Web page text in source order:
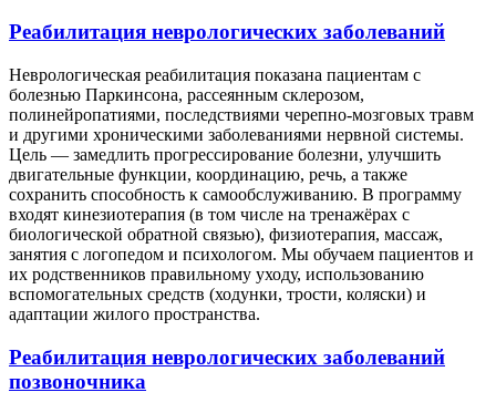
Реабилитация неврологических заболеваний
Неврологическая реабилитация показана пациентам с
болезнью Паркинсона, рассеянным склерозом,
полинейропатиями, последствиями черепно-мозговых травм
и другими хроническими заболеваниями нервной системы.
Цель — замедлить прогрессирование болезни, улучшить
двигательные функции, координацию, речь, а также
сохранить способность к самообслуживанию. В программу
входят кинезиотерапия (в том числе на тренажёрах с
биологической обратной связью), физиотерапия, массаж,
занятия с логопедом и психологом. Мы обучаем пациентов и
их родственников правильному уходу, использованию
вспомогательных средств (ходунки, трости, коляски) и
адаптации жилого пространства.
Реабилитация неврологических заболеваний
позвоночника